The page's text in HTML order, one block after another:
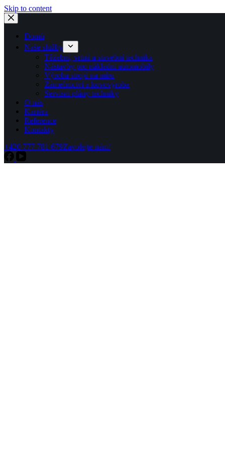
Skip to content
Domů
Naše služby
Těžební, vrtná a stavební technika
Nástavby pro nákladní automobily
Výroba strojů na míru
Zámečnictví a kovovýroba
Servisní plány techniky
O nás
Kariéra
Reference
Kontakty
+420 777 781 679Zavolejte nám!